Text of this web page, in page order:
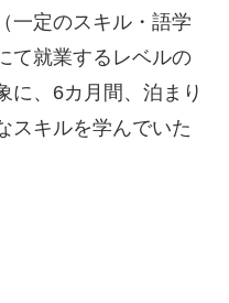
一定のスキル・語学
て就業するレベルの
に、6カ月間、泊まり
スキルを学んでいた